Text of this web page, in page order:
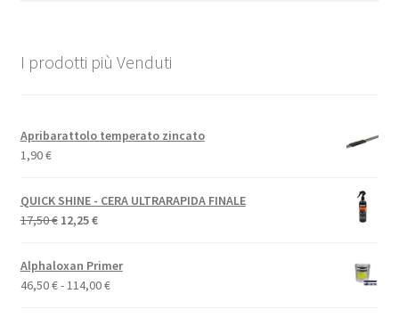
I prodotti più Venduti
Apribarattolo temperato zincato
1,90€
QUICK SHINE - CERA ULTRARAPIDA FINALE
17,50€ Il
originale
era:
12,25€Il
attuale
è:
Alphaloxan Primer
46,50€-114,00€Fascia